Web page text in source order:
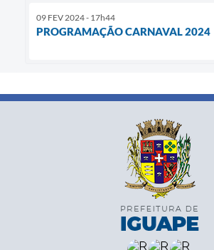
09 FEV 2024 - 17h44
PROGRAMAÇÃO CARNAVAL 2024